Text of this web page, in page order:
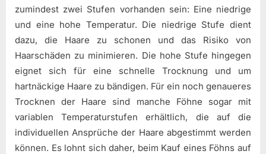
zumindest zwei Stufen vorhanden sein: Eine niedrige
und eine hohe Temperatur. Die niedrige Stufe dient
dazu, die Haare zu schonen und das Risiko von
Haarschäden zu minimieren. Die hohe Stufe hingegen
eignet sich für eine schnelle Trocknung und um
hartnäckige Haare zu bändigen. Für ein noch genaueres
Trocknen der Haare sind manche Föhne sogar mit
variablen Temperaturstufen erhältlich, die auf die
individuellen Ansprüche der Haare abgestimmt werden
können. Es lohnt sich daher, beim Kauf eines Föhns auf